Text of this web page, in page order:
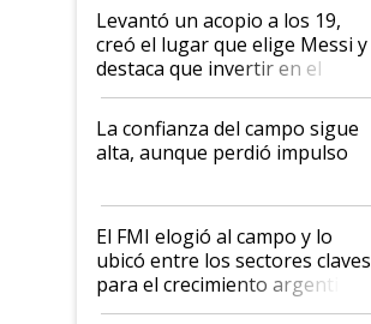
Levantó un acopio a los 19,
creó el lugar que elige Messi y
destaca que invertir en el
kirchnerismo era como "darle
plata a un hijo para droga":
Juan Félix Rossetti, el libertario
que de una dura crisis salió
de Milei
La confianza del campo sigue
alta, aunque perdió impulso
El FMI elogió al campo y lo
ubicó entre los sectores claves
para el crecimiento argentino